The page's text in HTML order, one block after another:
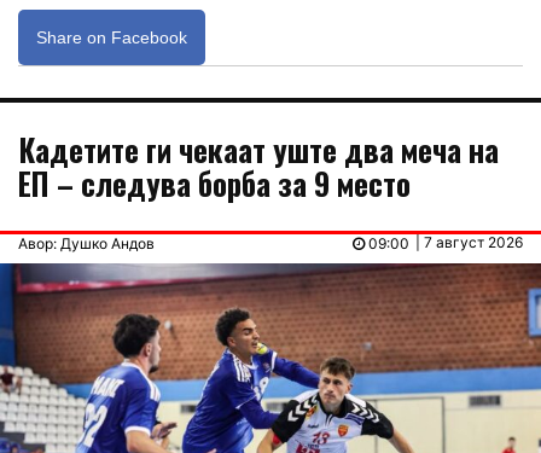
Share on Facebook
Кадетите ги чекаат уште два меча на
ЕП – следува борба за 9 место
Авор: Душко Андов | 7 август 2026
09:00